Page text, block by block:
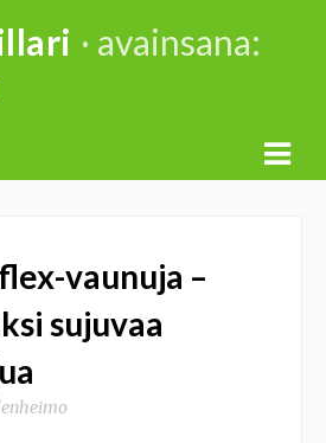
· avainsana:
vaunuja –
sujuvaa